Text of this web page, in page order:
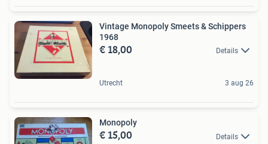
Vintage Monopoly Smeets & Schippers
1968
€ 18,00 Details
Utrecht 3 aug 26
Monopoly
€ 15,00 Details